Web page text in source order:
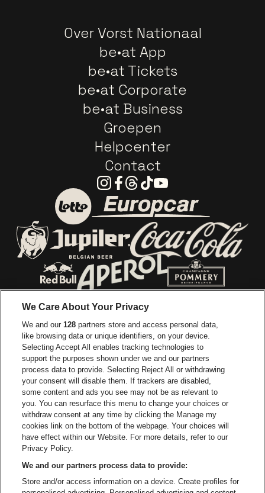
Over Vorst Nationaal
be•at App
be•at Tickets
be•at Corporate
be•at Business
Groepen
Helpcenter
Contact
Instagram
Facebook
Threads
TiktokYoutube
Ga naar de website van Lotto
Ga naar de website van
Ga naar de website van JupilerGa naar de
Ga naar de website van Red BullGa naar de
Ga naar de website van Het logo van
Ga naar de
Ga naar de website van Croky
Ga naar de website van
Ga naar de website van Le Soir
Ga naar de
Ga naar de website van
Vorst Nationaal is een deel van be•at
Vorst Nationaal
Be-At Venues
Schijnpoortweg 119, 2170 Antwerpen
We Care About Your Privacy
We and our128 partners store and access personal data,
like browsing data or unique identifiers, on your device.
Selecting Accept All enables tracking technologies to
support the purposes shown under we and our partners
process data to provide. Selecting Reject All or withdrawing
your consent will disable them. If trackers are disabled,
some content and ads you see may not be as relevant to
you. You can resurface this menu to change your choices or
withdraw consent at any time by clicking the Manage my
cookies link on the bottom of the webpage. Your choices will
have effect within our Website. For more details, refer to our
Privacy Policy.
We and our partners process data to provide:
Store and/or access information on a device. Create profiles for